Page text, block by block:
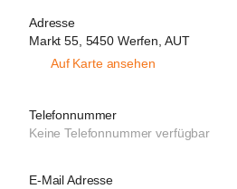
Adresse
Markt 55, 5450 Werfen, AUT
Auf Karte ansehen
Telefonnummer
Keine Telefonnummer verfügbar
E-Mail Adresse